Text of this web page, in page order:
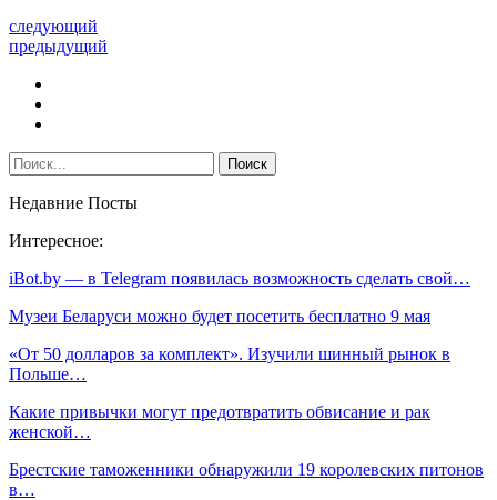
следующий
предыдущий
Недавние Посты
Интересное:
iBot.by — в Telegram появилась возможность сделать свой…
Музеи Беларуси можно будет посетить бесплатно 9 мая
«От 50 долларов за комплект». Изучили шинный рынок в
Польше…
Какие привычки могут предотвратить обвисание и рак
женской…
Брестские таможенники обнаружили 19 королевских питонов
в…